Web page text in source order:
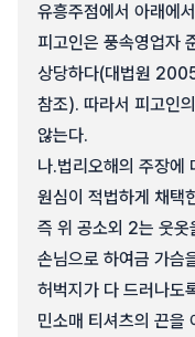
유흥주점에서 아래에
피고인은 풍속영업자
상당하다(대법원
참조). 따라서 피고인
않는다.
나.법리오해의 주장에
원심이 적법하게 채택
즉 위 공소외 2는 웃옷
손님으로 하여금 가슴
허벅지가 다 드러나도
민소매 티셔츠의 끈을